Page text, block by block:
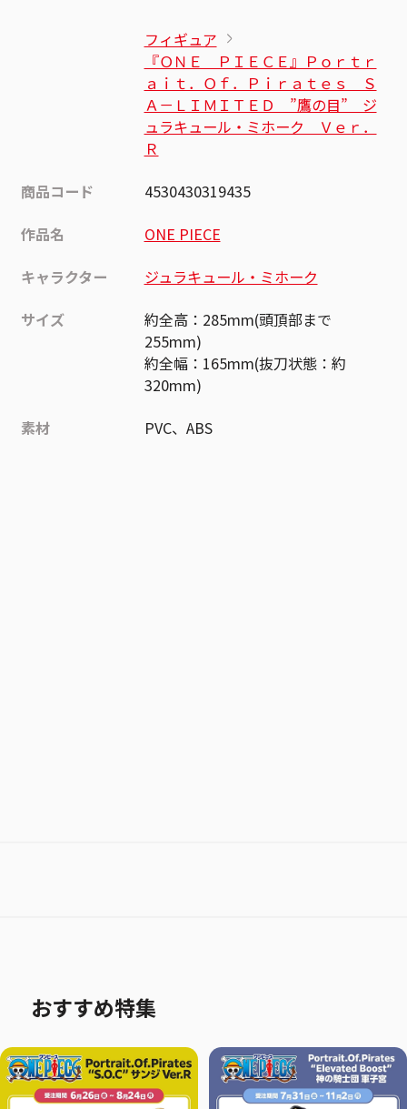
フィギュア
『ＯＮＥ ＰＩＥＣＥ』Ｐｏｒｔｒ
ａｉｔ．Ｏｆ．Ｐｉｒａｔｅｓ Ｓ
Ａ－ＬＩＭＩＴＥＤ ”鷹の目” ジ
ュラキュール・ミホーク Ｖｅｒ．
Ｒ
商品コード
4530430319435
作品名
ONE PIECE
キャラクター
ジュラキュール・ミホーク
サイズ
約全高：285mm(頭頂部まで
255mm)
約全幅：165mm(抜刀状態：約
320mm)
素材
PVC、ABS
おすすめ特集